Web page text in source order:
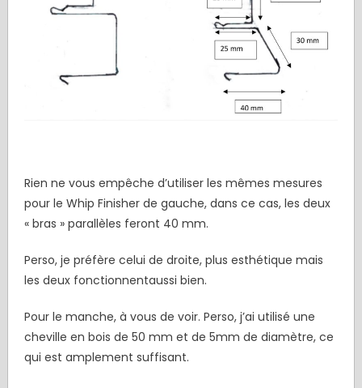
Rien ne vous empêche d’utiliser les mêmes mesures
pour le Whip Finisher de gauche, dans ce cas, les deux
« bras » parallèles feront 40 mm.
Perso, je préfère celui de droite, plus esthétique mais
les deux fonctionnentaussi bien.
Pour le manche, à vous de voir. Perso, j’ai utilisé une
cheville en bois de 50 mm et de 5mm de diamètre, ce
qui est amplement suffisant.